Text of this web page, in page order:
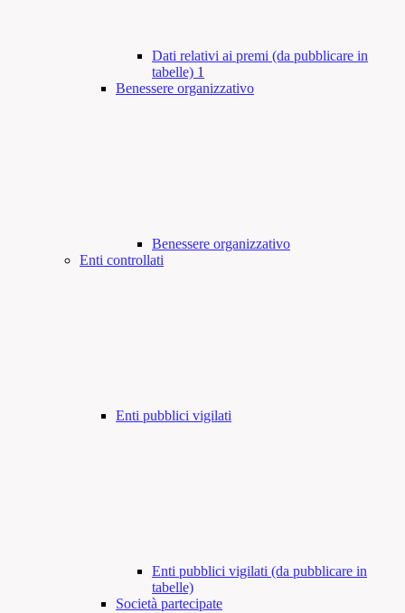
Dati relativi ai premi (da pubblicare in
tabelle) 1
Benessere organizzativo
Benessere organizzativo
Enti controllati
Enti pubblici vigilati
Enti pubblici vigilati (da pubblicare in
tabelle)
Società partecipate